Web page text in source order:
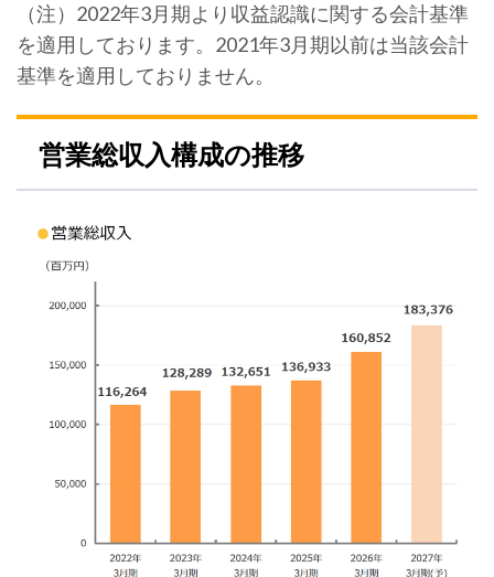
（注）2022年3月期より収益認識に関する会計基準
を適用しております。2021年3月期以前は当該会計
基準を適用しておりません。
営業総収入構成の推移